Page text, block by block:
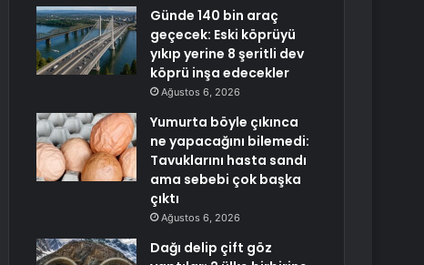
Günde 140 bin araç
geçecek: Eski köprüyü
yıkıp yerine 8 şeritli dev
köprü inşa edecekler
Ağustos 6, 2026
Yumurta böyle çıkınca
ne yapacağını bilemedi:
Tavuklarını hasta sandı
ama sebebi çok başka
çıktı
Ağustos 6, 2026
Dağı delip çift göz